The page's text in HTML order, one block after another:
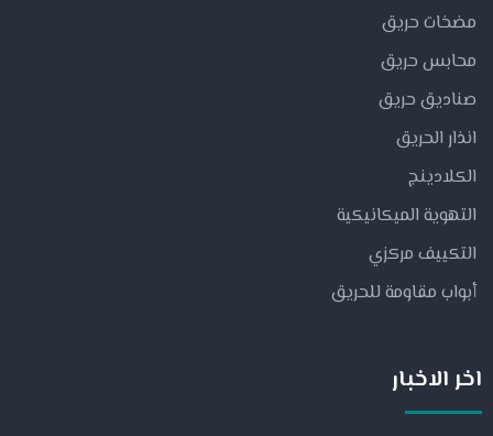
مضخات حريق
محابس حريق
صناديق حريق
انذار الحريق
الكلادينج
التهوية الميكانيكية
التكييف مركزي
أبواب مقاومة للحريق
اخر الاخبار